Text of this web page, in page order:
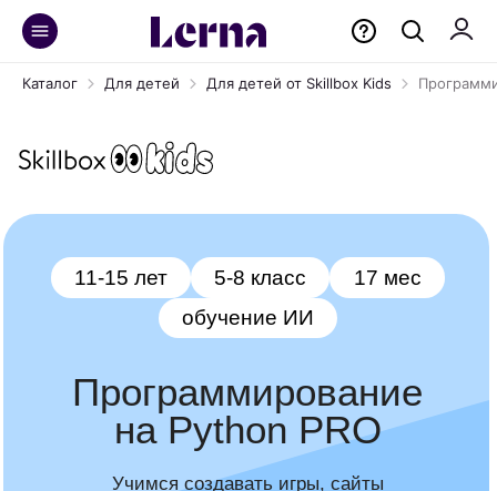
Каталог Для детей Для детей от Skillbox Kids
Программирование
на Python PRO
Учимся создавать игры, сайты
и функциональных чат-ботов. Для ребят
без опыта, которые мечтают написать свой
первый код
обучение ИИ